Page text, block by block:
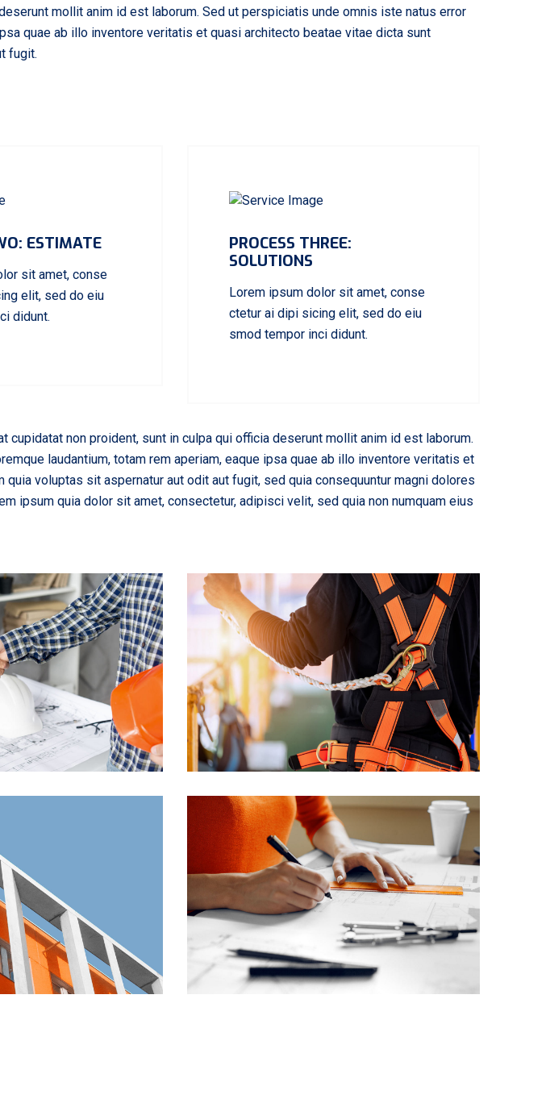
mollit anim id est laborum. Sed ut perspiciatis unde omnis iste natus error
quae ab illo inventore veritatis et quasi architecto beatae vitae dicta sunt
fugit.
ESTIMATE
sit amet, conse
elit, sed do eiu
didunt.
PROCESS THREE:
SOLUTIONS
Lorem ipsum dolor sit amet, conse
ctetur ai dipi sicing elit, sed do eiu
smod tempor inci didunt.
non proident, sunt in culpa qui officia deserunt mollit anim id est laborum.
laudantium, totam rem aperiam, eaque ipsa quae ab illo inventore veritatis et
voluptas sit aspernatur aut odit aut fugit, sed quia consequuntur magni dolores
ipsum quia dolor sit amet, consectetur, adipisci velit, sed quia non numquam eius